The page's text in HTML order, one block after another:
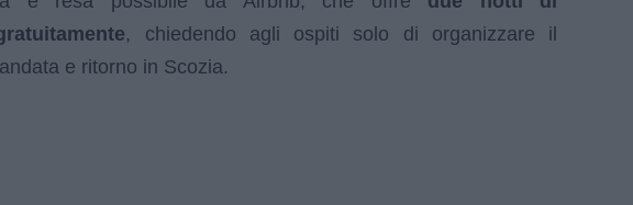
, chiedendo agli ospiti solo di organizzare il
e ritorno in Scozia.